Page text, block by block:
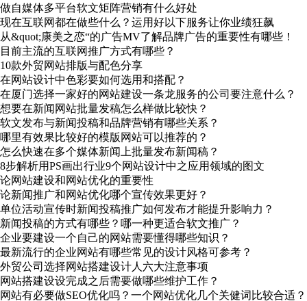
做自媒体多平台软文矩阵营销有什么好处
现在互联网都在做些什么？运用好以下服务让你业绩狂飙
从&quot;康美之恋“的广告MV了解品牌广告的重要性有哪些！
目前主流的互联网推广方式有哪些？
10款外贸网站排版与配色分享
在网站设计中色彩要如何选用和搭配？
在厦门选择一家好的网站建设一条龙服务的公司要注意什么？
想要在新闻网站批量发稿怎么样做比较快？
软文发布与新闻投稿和品牌营销有哪些关系？
哪里有效果比较好的模版网站可以推荐的？
怎么快速在多个媒体新闻上批量发布新闻稿？
8步解析用PS画出行业9个网站设计中之应用领域的图文
论网站建设和网站优化的重要性
论新闻推广和网站优化哪个宣传效果更好？
单位活动宣传时新闻投稿推广如何发布才能提升影响力？
新闻投稿的方式有哪些？哪一种更适合软文推广？
企业要建设一个自己的网站需要懂得哪些知识？
最新流行的企业网站有哪些常见的设计风格可参考？
外贸公司选择网站搭建设计人六大注意事项
网站搭建设设完成之后需要做哪些维护工作？
网站有必要做SEO优化吗？一个网站优化几个关健词比较合适？